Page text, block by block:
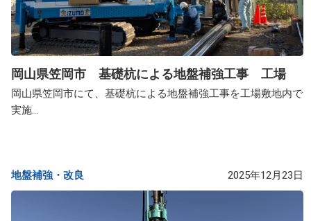
岡山県笠岡市 基礎杭による地盤補強工事 工場
岡山県笠岡市にて、基礎杭による地盤補強工事を工場敷地内で
実施...
地盤補強・改良​ 2025年12月23日